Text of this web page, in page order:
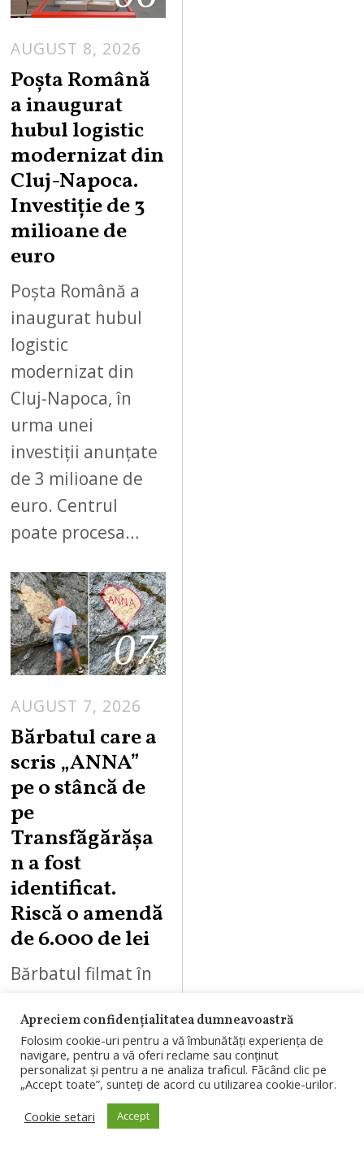
AUGUST 8, 2026
Poșta Română
a inaugurat
hubul logistic
modernizat din
Cluj-Napoca.
Investiție de 3
milioane de
euro
Poșta Română a
inaugurat hubul
logistic
modernizat din
Cluj-Napoca, în
urma unei
investiții anunțate
de 3 milioane de
euro. Centrul
poate procesa…
07
AUGUST 7, 2026
Bărbatul care a
scris „ANNA”
pe o stâncă de
pe
Transfăgărășa
n a fost
identificat.
Riscă o amendă
de 6.000 de lei
Bărbatul filmat în
„ANNA” cu spray
pe o stâncă de pe
Transfăgărășan a
fost identificat de
polițiști. Garda
Apreciem confidențialitatea dumneavoastră
Folosim cookie-uri pentru a vă îmbunătăți experiența de
navigare, pentru a vă oferi reclame sau conținut
personalizat și pentru a ne analiza traficul. Făcând clic pe
„Accept toate”, sunteți de acord cu utilizarea cookie-urilor.
Cookie setari
Accept